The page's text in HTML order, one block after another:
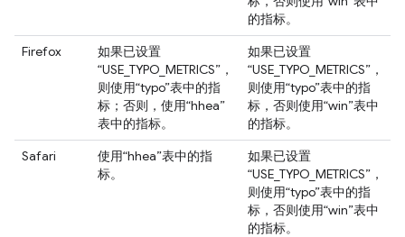
的指标。
Firefox
如果已设置
“USE_TYPO_METRICS”，
则使用“typo”表中的指
标；否则，使用“hhea”
表中的指标。
如果已设置
“USE_TYPO_METRICS”，
则使用“typo”表中的指
标，否则使用“win”表中
的指标。
Safari
使用“hhea”表中的指
标。
如果已设置
“USE_TYPO_METRICS”，
则使用“typo”表中的指
标，否则使用“win”表中
的指标。